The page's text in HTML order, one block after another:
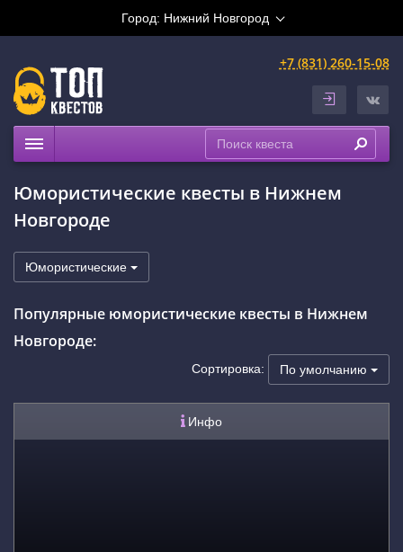
Город: Нижний Новгород
+7 (831) 260-15-08
Праздники
Расписание
Рейтинги
На карте
Сертификаты
Юмористические квесты в Нижнем
Новгороде
Юмористические
Популярные юмористические квесты в Нижнем
Новгороде:
Сортировка: По умолчанию
Инфо